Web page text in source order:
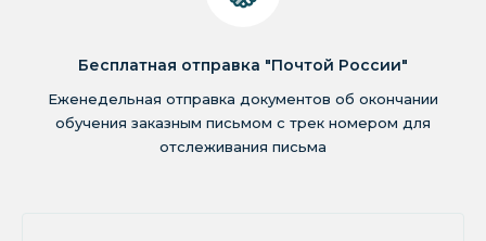
Бесплатная отправка "Почтой России"
Еженедельная отправка документов об окончании
обучения заказным письмом с трек номером для
отслеживания письма